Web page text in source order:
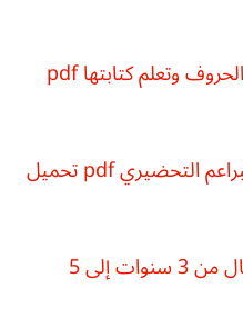
ملزمة الحروف الهجائية لمعرفة الحروف وتعلم كتابتها pdf
تقويمات وأوراق عمل متنوعة لبراعم التحضيري pdf تحميل
كتاب تعلم القراءة والكتابة لأطفال من 3 سنوات إلى 5